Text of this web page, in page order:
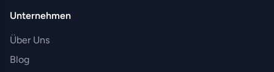
Unternehmen
Über Uns
Blog